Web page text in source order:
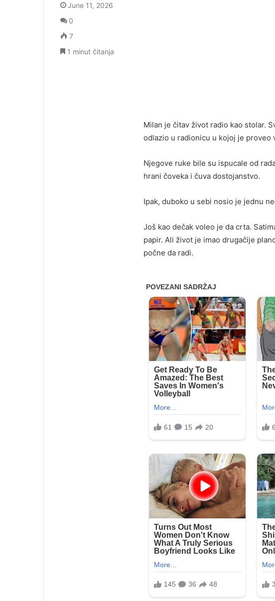
Milan je čitav život radio kao stolar.
odlazio u radionicu u kojoj je proveo
Njegove ruke bile su ispucale od
hrani čoveka i čuva dostojanstvo.
Ipak, duboko u sebi nosio je jednu
Još kao dečak voleo je da crta.
papir. Ali život je imao drugačije
počne da radi.
June 11, 2026
0
7
1 minut čitanja